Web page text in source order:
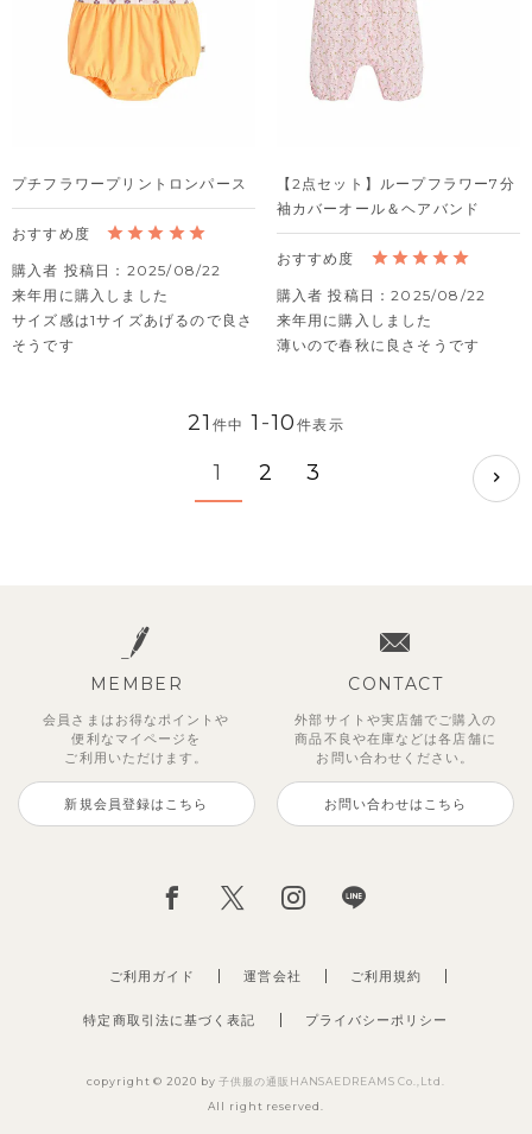
プチフラワープリントロンパース
購入者 投稿日
2025/08/22
来年用に購入しました
サイズ感は1サイズあげるので良さ
そうです
【2点セット】ループフラワー7分
袖カバーオール＆ヘアバンド
購入者 投稿日
2025/08/22
来年用に購入しました
薄いので春秋に良さそうです
21 件中 1 -10件表示
1 2 3
MEMBER
会員さまはお得なポイントや
便利な マイページを
ご利用いただけます。
新規会員登録はこちら
CONTACT
外部サイトや実店舗でご購入の
商品不良や在庫などは各店舗に
お問い合わせください。
お問い合わせはこちら
ご利用ガイド 運営会社
特定商取引法に基づく表記 プライバシーポリシー
ご利用規約
copyright © 2020 by子供服の通販HANSAEDREAMS Co.,Ltd.
All right reserved.